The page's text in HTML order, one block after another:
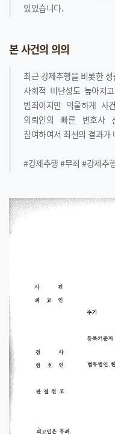
있었습니다.
본 사건의 의의
최근 강제추행을 비롯한
사회적 비난성도 높아지
범죄이지만 억울하게
의뢰인의 빠른 변호사
참여하여서 최선의 결과가
#강제추행 #무죄 #강제추